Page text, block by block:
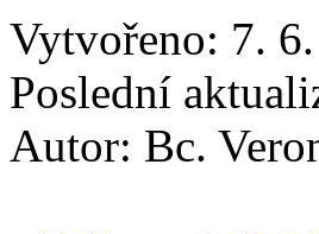
Vytvořeno: 7. 6.
Poslední
Autor: Bc.